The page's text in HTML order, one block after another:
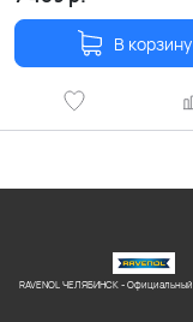
В корзину
RAVENOL ЧЕЛЯБИНСК - Официальный